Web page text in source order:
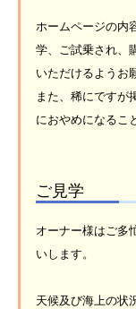
ホームページの内
学、ご試乗され、
いただけるようお
また、稀にですが
におやめになるこ
ご見学
オーナー様はご多
いします。
天候及び海上の状